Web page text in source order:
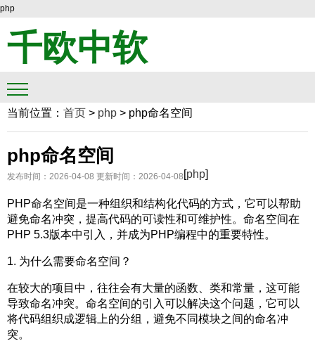
php
千欧中软
当前位置： 首页 > php > php命名空间
php命名空间
发布时间：2026-04-08 更新时间：2026-04-08 [php]
PHP命名空间是一种组织和结构化代码的方式，它可以帮助
避免命名冲突，提高代码的可读性和可维护性。命名空间在
PHP 5.3版本中引入，并成为PHP编程中的重要特性。
1. 为什么需要命名空间？
在较大的项目中，往往会有大量的函数、类和常量，这可能
导致命名冲突。命名空间的引入可以解决这个问题，它可以
将代码组织成逻辑上的分组，避免不同模块之间的命名冲
突。